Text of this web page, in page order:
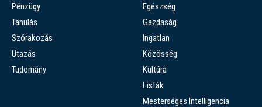
Pénzügy
Tanulás
Szórakozás
Utazás
Tudomány
Egészség
Gazdaság
Ingatlan
Közösség
Kultúra
Listák
Mesterséges Intelligencia